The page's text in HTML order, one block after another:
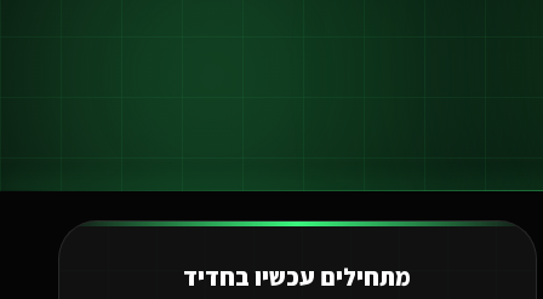
מתחילים עכשיו בחדיד